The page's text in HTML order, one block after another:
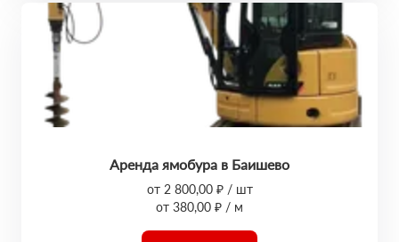
Аренда ямобура в Баишево
от 2 800,00 ₽ / шт
от 380,00 ₽ / м